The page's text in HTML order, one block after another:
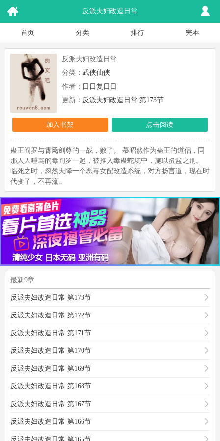
反派夫妇改造日常
首页 分类 排行 完本
反派夫妇改造日常
分类： 武侠仙侠
作者： 日日复日日
更新： 反派夫妇改造日常 第173节
加入书架 点击阅读
蛊王阎罗与霄飏剑尊的一战，败了。 慕昭然作为蛊王的道侣，同
那人人唾骂的毒阎罗一起，被推入毒蛊蛇坑中，施以虿盆之刑。
临死之时，忽然天降一个恶毒女配改造系统，对方扬言道，现在时
代变了，不再流..
最新9章
反派夫妇改造日常 第173节
反派夫妇改造日常 第172节
反派夫妇改造日常 第171节
反派夫妇改造日常 第170节
反派夫妇改造日常 第169节
反派夫妇改造日常 第168节
反派夫妇改造日常 第167节
反派夫妇改造日常 第166节
反派夫妇改造日常 第165节